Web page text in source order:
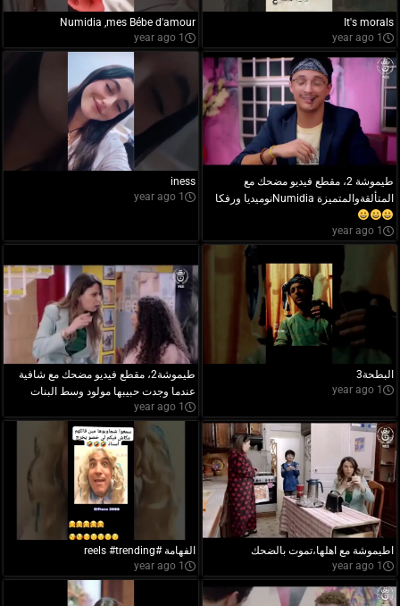
It's morals
1 year ago
Numidia ,mes Bébe d'amour
1 year ago
طيموشة 2، مقطع فيديو مضحك مع
المتألقةوالمتميزة Numidiaنوميديا ورفكا
1 year ago
iness
1 year ago
البطحة3
1 year ago
طيموشة2، مقطع فيديو مضحك مع شافية
عندما وجدت حبيبها مولود وسط البنات
1 year ago
اطيموشة مع اهلها،تموت بالضحك
1 year ago
الفهامة #reels #trending
1 year ago